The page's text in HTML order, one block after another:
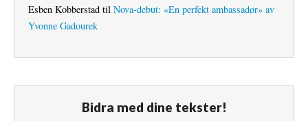
Esben Kobberstad til Nova-debut: «En perfekt ambassadør» av
Yvonne Gadourek
Bidra med dine tekster!